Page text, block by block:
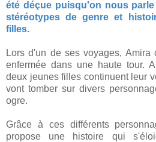
été déçue puisqu'on nous
stéréotypes de genre et
filles.
Lors d'un de ses voyages,
enfermée dans une haute tour.
deux jeunes filles continuent leur
vont tomber sur divers
ogre.
Grâce à ces différents
propose une histoire qui